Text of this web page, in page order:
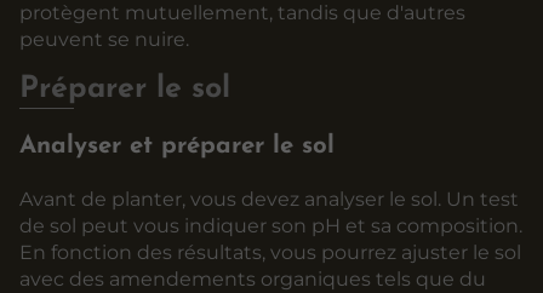
protègent mutuellement, tandis que d'autres
peuvent se nuire.
Préparer le sol
Analyser et préparer le sol
Avant de planter, vous devez analyser le sol. Un test
de sol peut vous indiquer son pH et sa composition.
En fonction des résultats, vous pourrez ajuster le sol
avec des amendements organiques tels que du